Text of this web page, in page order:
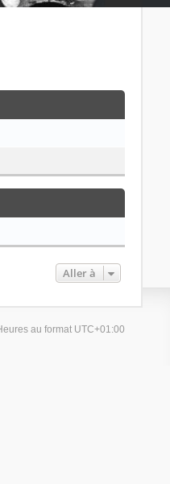
Aller à
au format UTC+01:00